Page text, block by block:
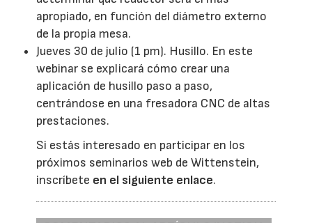
apropiado, en función del diámetro externo
de la propia mesa.
Jueves 30 de julio (1 pm). Husillo. En este
webinar se explicará cómo crear una
aplicación de husillo paso a paso,
centrándose en una fresadora CNC de altas
prestaciones.
Si estás interesado en participar en los
próximos seminarios web de Wittenstein,
inscríbete en el siguiente enlace.